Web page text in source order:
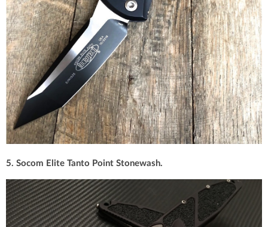
5. Socom Elite Tanto Point Stonewash.